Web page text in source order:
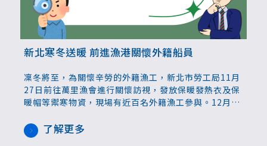
新北寒冬送暖 前進漁港關懷外籍船員
凜冬將至，為關懷辛勞的外籍漁工，新北市勞工局11月
27日前往萬里漁會進行關懷訪視，發放保暖發熱衣及保
暖帽等禦寒物資，現場有近百名外籍漁工參與。12月2
會辦理2場，呼籲雇主及仲介業者協助安排漁工朋友到
場參加。
了解更多